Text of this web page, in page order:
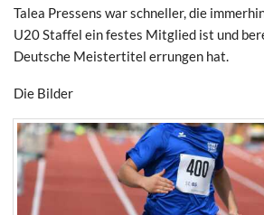
Talea Pressens war schneller, die
U20 Staffel ein festes Mitglied ist und
Deutsche Meistertitel errungen hat.
Die Bilder